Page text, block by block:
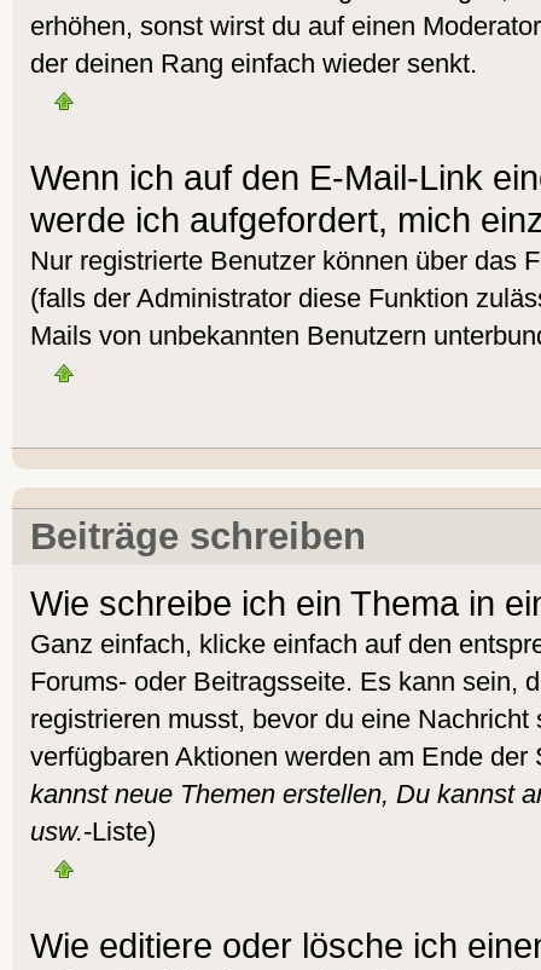
erhöhen, sonst wirst du auf einen
der deinen Rang einfach wieder senkt.
Wenn ich auf den E-Mail-Link
werde ich aufgefordert, mich
Nur registrierte Benutzer können über das
(falls der Administrator diese Funktion
Mails von unbekannten Benutzern
Beiträge schreiben
Wie schreibe ich ein Thema in
Ganz einfach, klicke einfach auf den
Forums- oder Beitragsseite. Es kann sein,
registrieren musst, bevor du eine
verfügbaren Aktionen werden am Ende
kannst neue Themen erstellen, Du kannst
usw.-Liste)
Wie editiere oder lösche ich